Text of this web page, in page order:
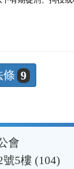
條 9
會
5樓 (104)